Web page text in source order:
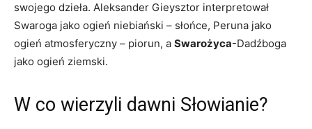
swojego dzieła. Aleksander Gieysztor interpretował
Swaroga jako ogień niebiański – słońce, Peruna jako
ogień atmosferyczny – piorun, a Swarożyca-Dadźboga
jako ogień ziemski.
W co wierzyli dawni Słowianie?